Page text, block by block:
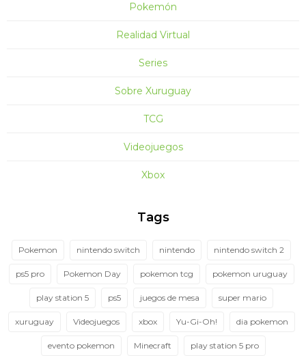
Pokemón
Realidad Virtual
Series
Sobre Xuruguay
TCG
Videojuegos
Xbox
Tags
Pokemon nintendo switch nintendo nintendo switch 2
ps5 pro Pokemon Day pokemon tcg pokemon uruguay
play station 5 ps5 juegos de mesa super mario
xuruguay Videojuegos xbox Yu-Gi-Oh! dia pokemon
evento pokemon Minecraft play station 5 pro